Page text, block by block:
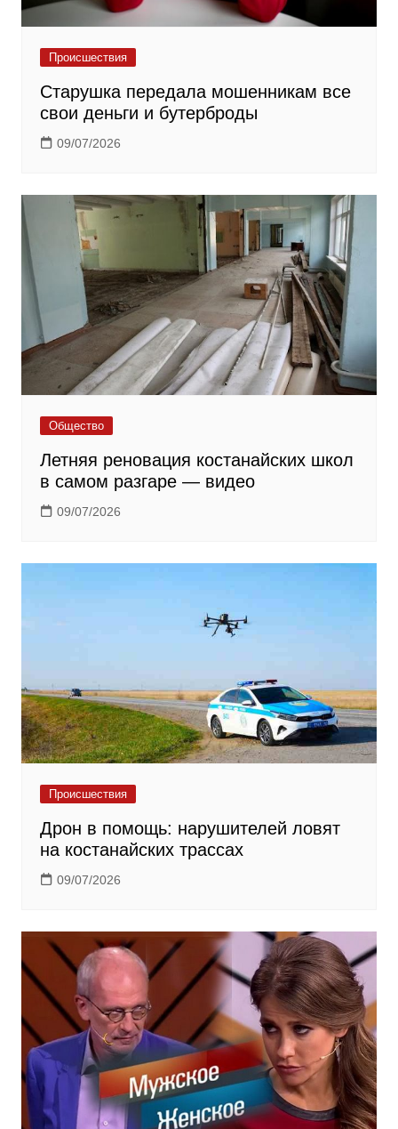
Происшествия
Старушка передала мошенникам все
свои деньги и бутерброды
09/07/2026
Общество
Летняя реновация костанайских школ
в самом разгаре — видео
09/07/2026
Происшествия
Дрон в помощь: нарушителей ловят
на костанайских трассах
09/07/2026